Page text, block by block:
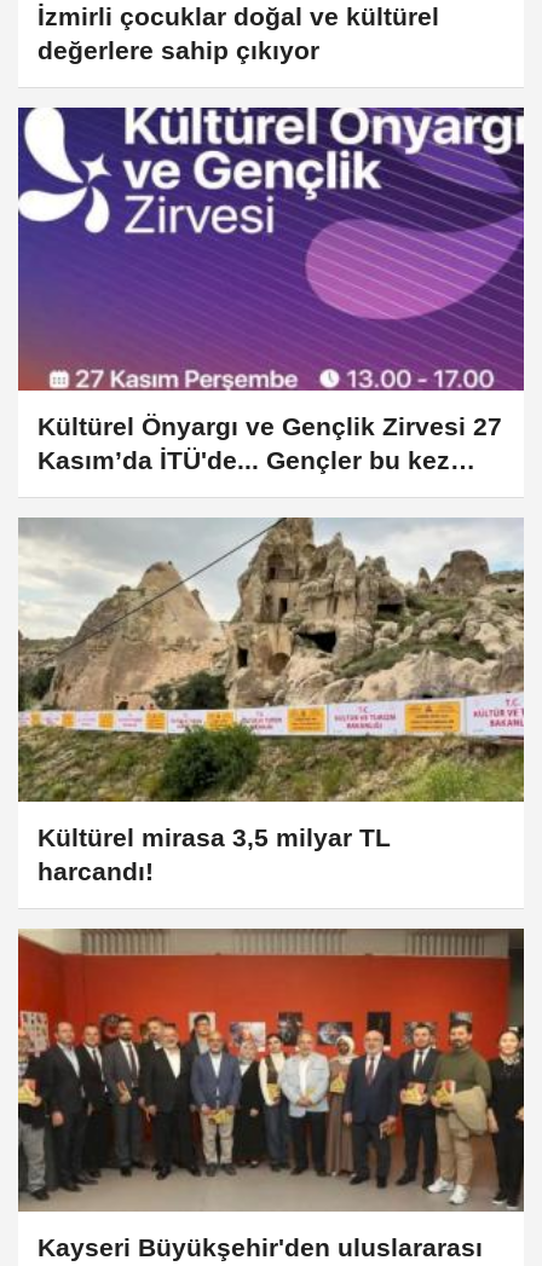
İzmirli çocuklar doğal ve kültürel
değerlere sahip çıkıyor
Kültürel Önyargı ve Gençlik Zirvesi 27
Kasım’da İTÜ'de... Gençler bu kez
sözün merkezinde
Kültürel mirasa 3,5 milyar TL
harcandı!
Kayseri Büyükşehir'den uluslararası